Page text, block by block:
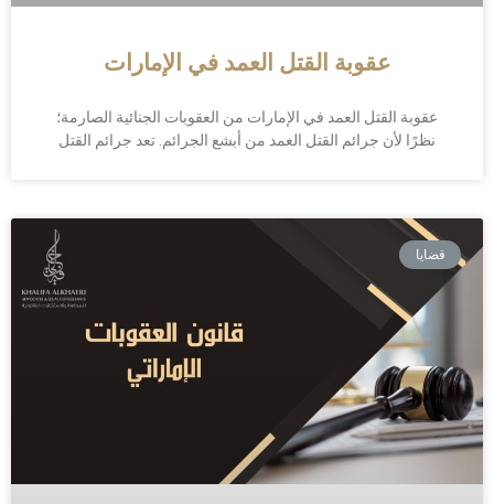
عقوبة القتل العمد في الإمارات
عقوبة القتل العمد في الإمارات من العقوبات الجنائية الصارمة؛
نظرًا لأن جرائم القتل العمد من أبشع الجرائم. تعد جرائم القتل
قضايا